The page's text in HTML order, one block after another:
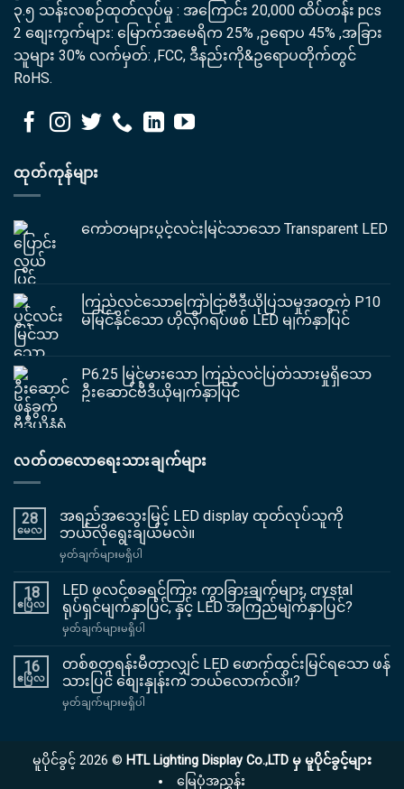
၃.၅ သန်းလစဉ်ထုတ်လုပ်မှု : အကြောင်း 20,000 ထိပ်တန်း pcs
2 စျေးကွက်များ: မြောက်အမေရိက 25% ,ဥရောပ 45% ,အခြား
သူများ 30% လက်မှတ်: ,FCC, ဒီနည်းကို&ဥရောပတိုက်တွင်
RoHS.
ထုတ်ကုန်များ
ကော်တများပွင့်လင်းမြင်သာသော Transparent LED
ကြည်လင်သောကြော်ငြာဗီဒီယိုပြသမှုအတွက် P10
မမြင်နိုင်သော ဟိုလိုဂရပ်ဖစ် LED မျက်နှာပြင်
P6.25 မြင့်မားသော ကြည်လင်ပြတ်သားမှုရှိသော
ဦးဆောင်ဗီဒီယိုမျက်နှာပြင်
လတ်တလောရေးသားချက်များ
28
မေလ
အရည်အသွေးမြင့် LED display ထုတ်လုပ်သူကို
ဘယ်လိုရွေးချယ်မလဲ။
မှတ်ချက်များမရှိပါ
မြင့်
LED
display
ထုတ်လုပ်သူ
ဘယ်လို
ရွေးချယ်
မလဲ။
18
ဧပြီလ
LED ဖလင်စခရင်ကြား ကွာခြားချက်များ, crystal
ရုပ်ရှင်မျက်နှာပြင်, နှင့် LED အကြည်မျက်နှာပြင်?
မှတ်ချက်များမရှိပါ
ဖလင်
ခ
crystal
ရုပ်ရှင်
16
ဧပြီလ
တစ်စတုရန်းမီတာလျှင် LED ဖောက်ထွင်းမြင်ရသော ဖန်
သားပြင် စျေးနှုန်းက ဘယ်လောက်လဲ။?
မှတ်ချက်များမရှိပါ
လျှင်
LED
မူပိုင်ခွင့် 2026 © HTL Lighting Display Co.,LTD မှ မူပိုင်ခွင့်များ
မြေပုံအညွှန်း